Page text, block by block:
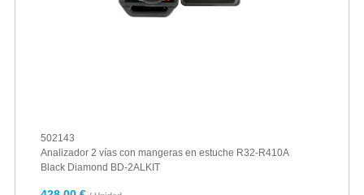
502143
Analizador 2 vías con mangeras en estuche R32-R410A
Black Diamond BD-2ALKIT